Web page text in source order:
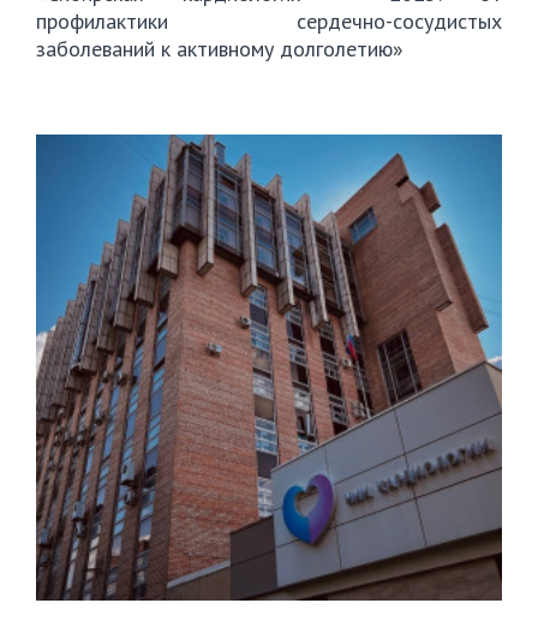
профилактики сердечно-сосудистых
заболеваний к активному долголетию»